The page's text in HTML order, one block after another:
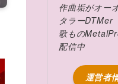
作曲垢がオー
タラーDTMer
歌もの
配信中
運営者